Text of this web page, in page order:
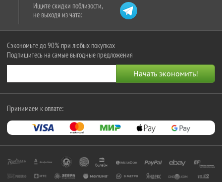
Ищите скидки поблизости,
не выходя из чата:
Сэкономьте до 90% при любых покупках
Подпишитесь на самые выгодные предложения
Принимаем к оплате: